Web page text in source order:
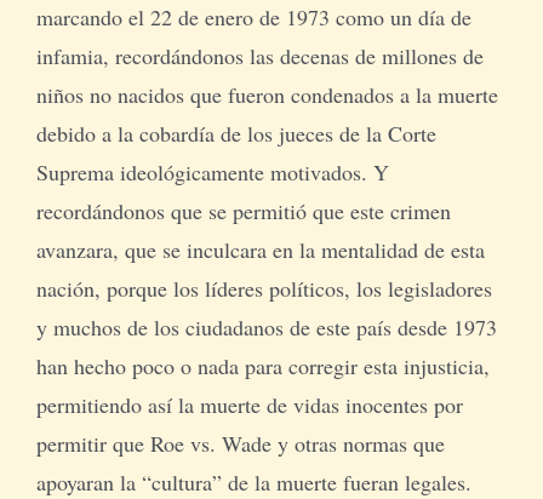
marcando el 22 de enero de 1973 como un día de
infamia, recordándonos las decenas de millones de
niños no nacidos que fueron condenados a la muerte
debido a la cobardía de los jueces de la Corte
Suprema ideológicamente motivados. Y
recordándonos que se permitió que este crimen
avanzara, que se inculcara en la mentalidad de esta
nación, porque los líderes políticos, los legisladores
y muchos de los ciudadanos de este país desde 1973
han hecho poco o nada para corregir esta injusticia,
permitiendo así la muerte de vidas inocentes por
permitir que Roe vs. Wade y otras normas que
apoyaran la “cultura” de la muerte fueran legales.